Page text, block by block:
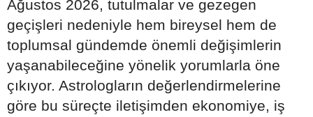
Ağustos 2026, tutulmalar ve gezegen
geçişleri nedeniyle hem bireysel hem de
toplumsal gündemde önemli değişimlerin
yaşanabileceğine yönelik yorumlarla öne
çıkıyor. Astrologların değerlendirmelerine
göre bu süreçte iletişimden ekonomiye, iş